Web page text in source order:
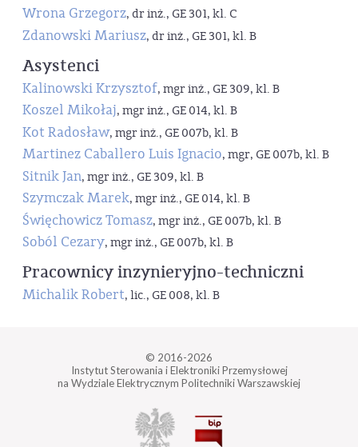
Wrona Grzegorz, dr inż., GE 301, kl. C
Zdanowski Mariusz, dr inż., GE 301, kl. B
Asystenci
Kalinowski Krzysztof, mgr inż., GE 309, kl. B
Koszel Mikołaj, mgr inż., GE 014, kl. B
Kot Radosław, mgr inż., GE 007b, kl. B
Martinez Caballero Luis Ignacio, mgr, GE 007b, kl. B
Sitnik Jan, mgr inż., GE 309, kl. B
Szymczak Marek, mgr inż., GE 014, kl. B
Święchowicz Tomasz, mgr inż., GE 007b, kl. B
Soból Cezary, mgr inż., GE 007b, kl. B
Pracownicy inzynieryjno-techniczni
Michalik Robert, lic., GE 008, kl. B
© 2016-2026
Instytut Sterowania i Elektroniki Przemysłowej
na Wydziale Elektrycznym Politechniki Warszawskiej